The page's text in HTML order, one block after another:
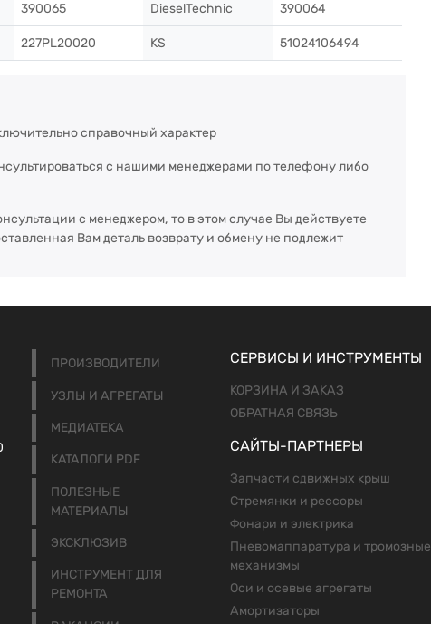
390065 DieselTechnic 390064
227PL20020 KS 51024106494
справочный характер
с нашими менеджерами по телефону либо
с менеджером, то в этом случае Вы действуете
Вам деталь возврату и обмену не подлежит
ПРОИЗВОДИТЕЛИ
УЗЛЫ И АГРЕГАТЫ
МЕДИАТЕКА
КАТАЛОГИ PDF
ПОЛЕЗНЫЕ
МАТЕРИАЛЫ
ЭКСКЛЮЗИВ
ИНСТРУМЕНТ ДЛЯ
РЕМОНТА
СЕРВИСЫ И ИНСТРУМЕНТЫ
КОРЗИНА И ЗАКАЗ
ОБРАТНАЯ СВЯЗЬ
САЙТЫ-ПАРТНЕРЫ
Запчасти сдвижных крыш
Стремянки и рессоры
Фонари и электрика
Пневомаппаратура и тромозные
механизмы
Оси и осевые агрегаты
Амортизаторы